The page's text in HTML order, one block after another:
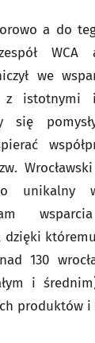
a do
WCA
we
z istotnymi
się
dzięki
130
i
produktów i